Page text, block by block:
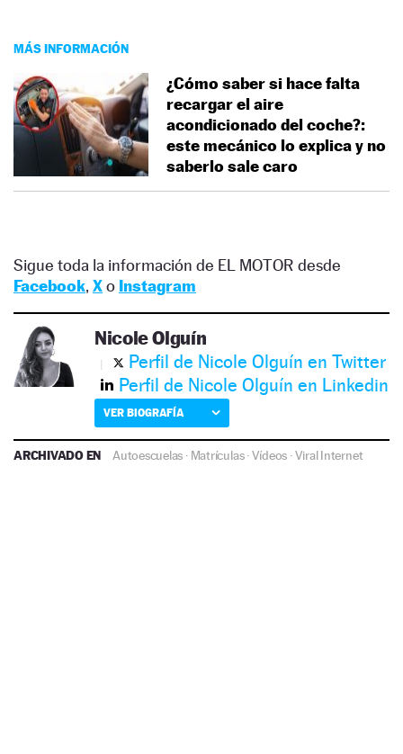
MÁS INFORMACIÓN
¿Cómo saber si hace falta
recargar el aire
acondicionado del coche?:
este mecánico lo explica y no
saberlo sale caro
Sigue toda la información de EL MOTOR desde
Facebook, Xo Instagram
Nicole Olguín
Perfil de Nicole Olguín en Twitter
Perfil de Nicole Olguín en Linkedin
VER BIOGRAFÍA
ARCHIVADO EN Autoescuelas · Matrículas·Vídeos ·Viral Internet